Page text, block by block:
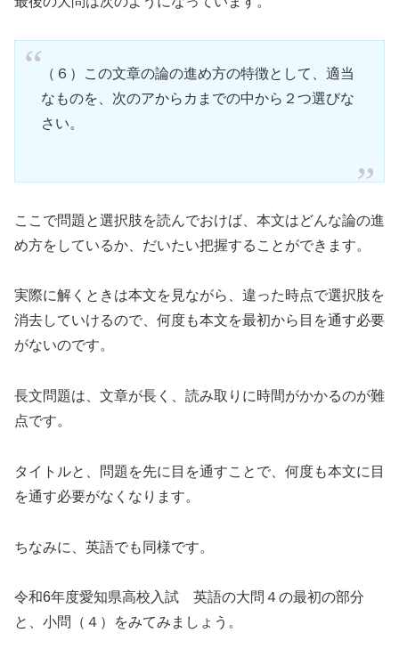
（６）この文章の論の進め方の特徴として、適当
なものを、次のアからカまでの中から２つ選びな
さい。
ここで問題と選択肢を読んでおけば、本文はどんな論の進
め方をしているか、だいたい把握することができます。
実際に解くときは本文を見ながら、違った時点で選択肢を
消去していけるので、何度も本文を最初から目を通す必要
がないのです。
長文問題は、文章が長く、読み取りに時間がかかるのが難
点です。
タイトルと、問題を先に目を通すことで、何度も本文に目
を通す必要がなくなります。
ちなみに、英語でも同様です。
令和6年度愛知県高校入試 英語の大問４の最初の部分
と、小問（４）をみてみましょう。